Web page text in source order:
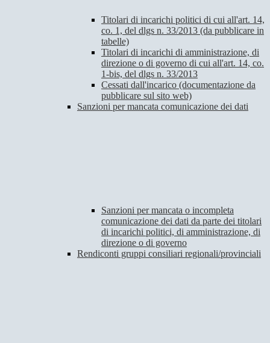
Titolari di incarichi politici di cui all'art. 14,
co. 1, del dlgs n. 33/2013 (da pubblicare in
tabelle)
Titolari di incarichi di amministrazione, di
direzione o di governo di cui all'art. 14, co.
1-bis, del dlgs n. 33/2013
Cessati dall'incarico (documentazione da
pubblicare sul sito web)
Sanzioni per mancata comunicazione dei dati
Sanzioni per mancata o incompleta
comunicazione dei dati da parte dei titolari
di incarichi politici, di amministrazione, di
direzione o di governo
Rendiconti gruppi consiliari regionali/provinciali